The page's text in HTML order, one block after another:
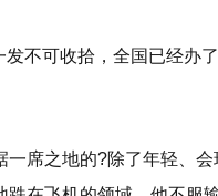
发不可收拾，全国已经
席之地的?除了年轻、